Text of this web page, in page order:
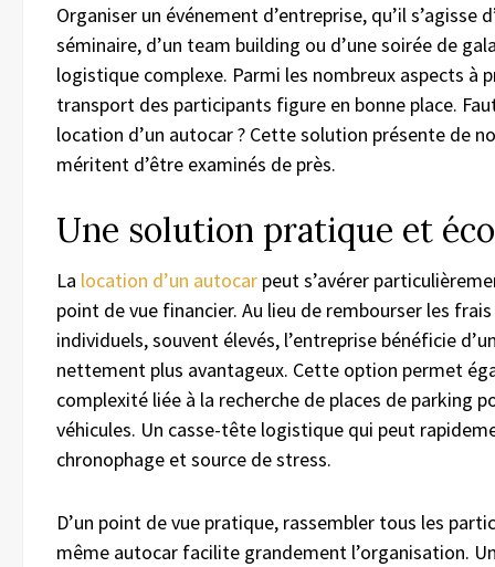
Organiser un événement d’entreprise, qu’il s’agisse
séminaire, d’un team building ou d’une soirée de
logistique complexe. Parmi les nombreux aspects à
transport des participants figure en bonne place.
location d’un autocar ? Cette solution présente de
méritent d’être examinés de près.
Une solution pratique et
La location d’un autocar peut s’avérer
point de vue financier. Au lieu de rembourser les
individuels, souvent élevés, l’entreprise bénéficie
nettement plus avantageux. Cette option permet
complexité liée à la recherche de places de parking
véhicules. Un casse-tête logistique qui peut
chronophage et source de stress.
D’un point de vue pratique, rassembler tous les
même autocar facilite grandement l’organisation.